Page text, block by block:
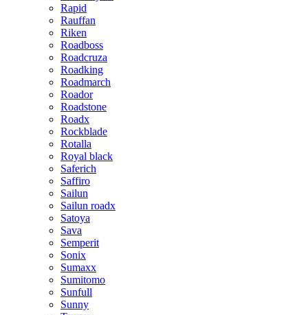
Rapid
Rauffan
Riken
Roadboss
Roadcruza
Roadking
Roadmarch
Roador
Roadstone
Roadx
Rockblade
Rotalla
Royal black
Saferich
Saffiro
Sailun
Sailun roadx
Satoya
Sava
Semperit
Sonix
Sumaxx
Sumitomo
Sunfull
Sunny